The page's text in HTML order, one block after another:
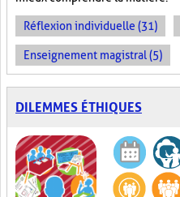
Réflexion individuelle (31)
Enseignement magistral (5)
DILEMMES ÉTHIQUES